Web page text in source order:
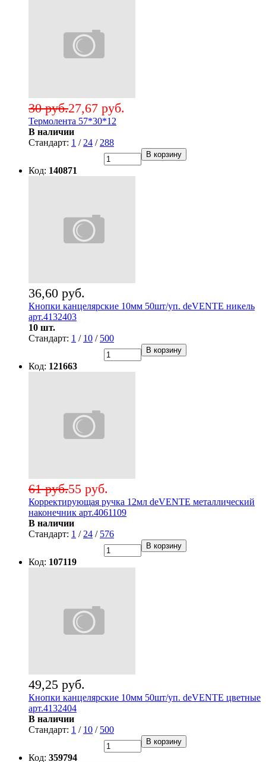
27,67 руб.
30 руб.
Термолента 57*30*12
В наличии
Стандарт: 1 / 24 / 288
В корзину
Код: 140871
36,60 руб.
Кнопки канцелярские 10мм 50шт/уп. deVENTE никель
арт.4132403
10 шт.
Стандарт: 1 / 10 / 500
В корзину
Код: 121663
55 руб.
61 руб.
Корректирующая ручка 12мл deVENTE металлический
наконечник арт.4061109
В наличии
Стандарт: 1 / 24 / 576
В корзину
Код: 107119
49,25 руб.
Кнопки канцелярские 10мм 50шт/уп. deVENTE цветные
арт.4132404
В наличии
Стандарт: 1 / 10 / 500
В корзину
Код: 359794